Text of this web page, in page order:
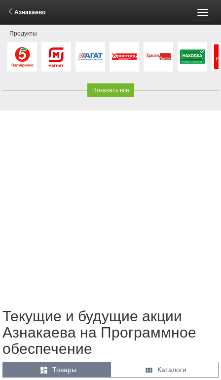
Азнакаево
Продукты
Показать все
Текущие и будущие акции
Азнакаева на Программное
обеспечение
 Товары  Каталоги